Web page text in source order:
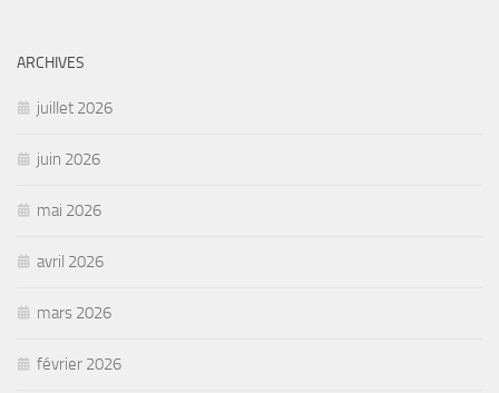
ARCHIVES
juillet 2026
juin 2026
mai 2026
avril 2026
mars 2026
février 2026